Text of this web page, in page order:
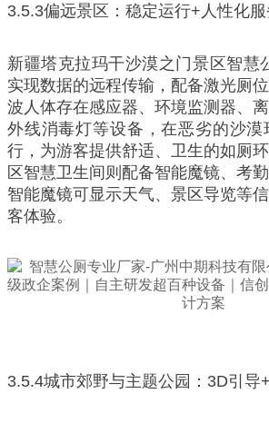
3.5.3偏远景区：稳定运行+人性化服
新疆塔克拉玛干沙漠之门景区智慧
实现数据的远程传输，配备激光厕
波人体存在感应器、环境监测器、
外线消毒灯等设备，在恶劣的沙漠
行，为游客提供舒适、卫生的如厕
区智慧卫生间则配备智能魔镜、考
智能魔镜可显示天气、景区导览等
客体验。
3.5.4城市郊野与主题公园：3D引导